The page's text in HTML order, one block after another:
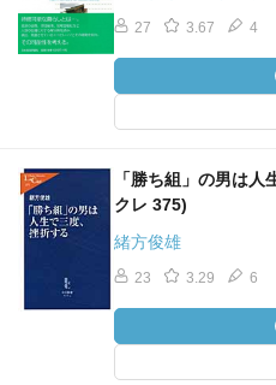
27 3.67 4
「勝ち組」の男は
クレ 375)
緒方俊雄
23 3.29 6